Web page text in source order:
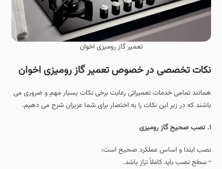
تعمیر گاز رومیزی اخوان
نکات تخصصی در خصوص تعمیر گاز رومیزی اخوان
همانند تمامی خدمات تعمیراتی رعایت برخی نکات بسیار مهم و ضروری می
باشند که در زیر این نکات را به اختصار برای شما عزیزان شرح می دهیم.
۱. نصب صحیح گاز رومیزی
نصب ابتدا و اساس عملکرد صحیح است:
• سطح نصب باید کاملاً تراز باشد.